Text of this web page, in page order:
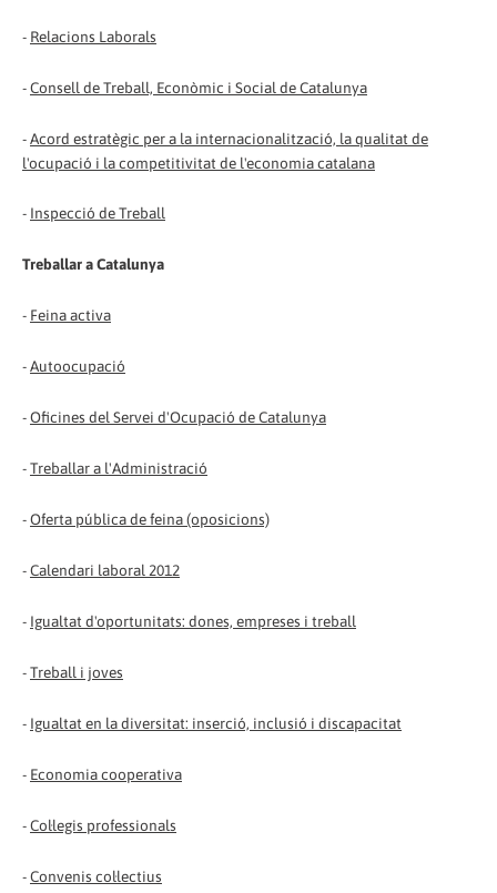
- Relacions Laborals
-Consell de Treball, Econòmic i Social de Catalunya
-Acord estratègic per a la internacionalització, la qualitat de
l'ocupació i la competitivitat de l'economia catalana
- Inspecció de Treball
Treballar a Catalunya
- Feina activa
-Autoocupació
-Oficines del Servei d'Ocupació de Catalunya
-Treballar a l'Administració
-Oferta pública de feina (oposicions)
-Calendari laboral 2012
- Igualtat d'oportunitats: dones, empreses i treball
-Treball i joves
- Igualtat en la diversitat: inserció, inclusió i discapacitat
- Economia cooperativa
-Col·legis professionals
-Convenis col·lectius